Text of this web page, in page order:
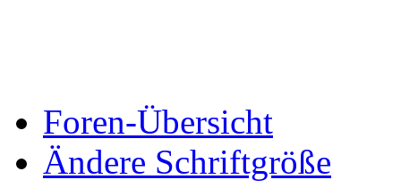
Foren-Übersicht
Ändere Schriftgröße